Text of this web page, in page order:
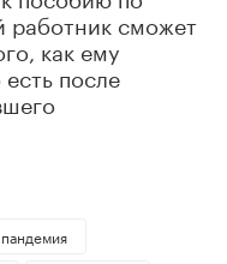
работник сможет
как ему
после
пандемия